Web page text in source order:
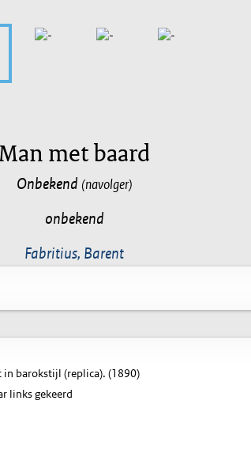
met baard
Onbekend (navolger)
onbekend
Fabritius, Barent
barokstijl (replica). (1890)
links gekeerd